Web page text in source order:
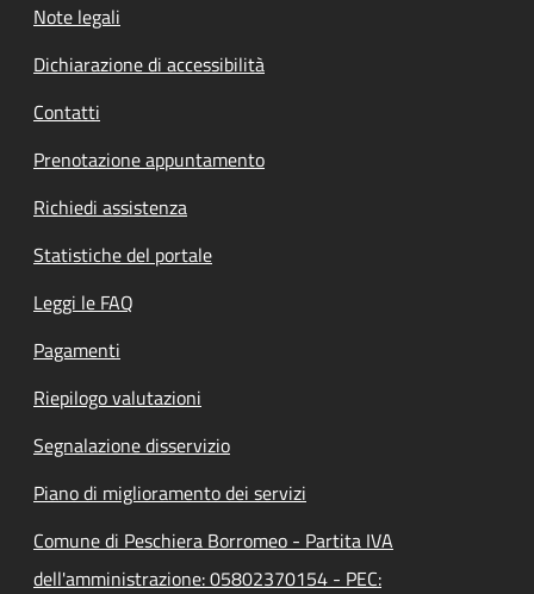
Note legali
Dichiarazione di accessibilità
Contatti
Prenotazione appuntamento
Richiedi assistenza
Statistiche del portale
Leggi le FAQ
Pagamenti
Riepilogo valutazioni
Segnalazione disservizio
Piano di miglioramento dei servizi
Comune di Peschiera Borromeo - Partita IVA
dell'amministrazione: 05802370154 - PEC: